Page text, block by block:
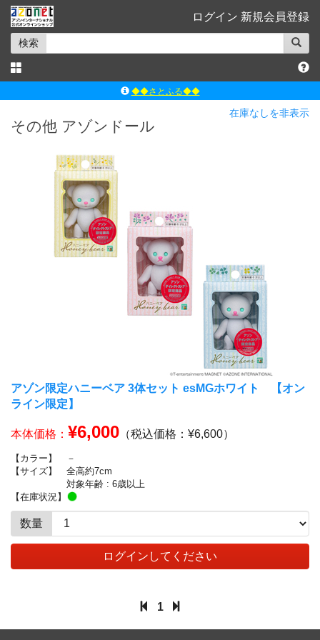
ログイン 新規会員登録
検索
◆◆さとふる◆◆
アゾンダイレクトストア
よくあるご質問（Q&A）
在庫なしを非表示
その他 アゾンドール
アゾン限定ハニーベア 3体セット esMGホワイト 【オン
ライン限定】
本体価格： ¥6,000 （税込価格：¥6,600）
【カラー】
－
【サイズ】
全高約7cm
対象年齢 : 6歳以上
【在庫状況】
数量
ログインしてください
1